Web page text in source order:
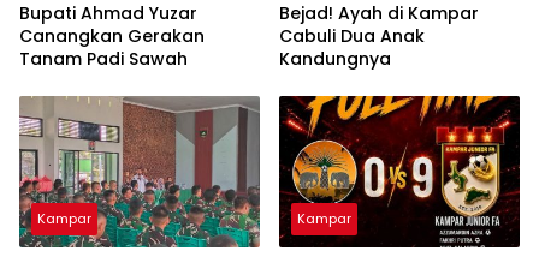
Bupati Ahmad Yuzar
Canangkan Gerakan
Tanam Padi Sawah
Bejad! Ayah di Kampar
Cabuli Dua Anak
Kandungnya
Kampar Kampar